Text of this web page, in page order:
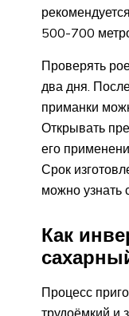
500-700
Проверять
два дня.
приманки
Открывать
его
Срок
можно узнать
Как
Процесс
трудоёмкий и